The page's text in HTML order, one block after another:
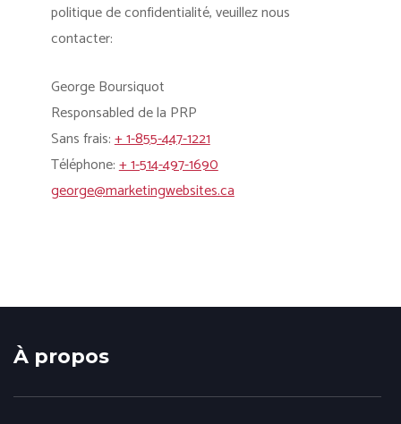
politique de confidentialité, veuillez nous
contacter:
George Boursiquot
Responsabled de la PRP
Sans frais:+ 1-855-447-1221
Téléphone:+ 1-514-497-1690
george@marketingwebsites.ca
À propos